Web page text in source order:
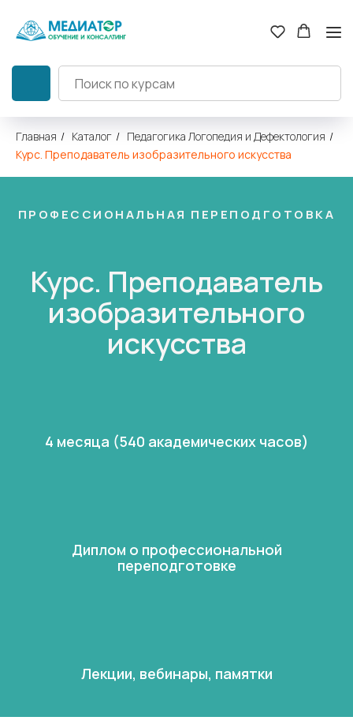
Главная / Каталог / Педагогика Логопедия и Дефектология /
Курс. Преподаватель изобразительного искусства
ПРОФЕССИОНАЛЬНАЯ ПЕРЕПОДГОТОВКА
Курc. Преподаватель
изобразительного
искусства
4 месяца (540 академических часов)
Диплом о профессиональной
переподготовке
Лекции, вебинары, памятки